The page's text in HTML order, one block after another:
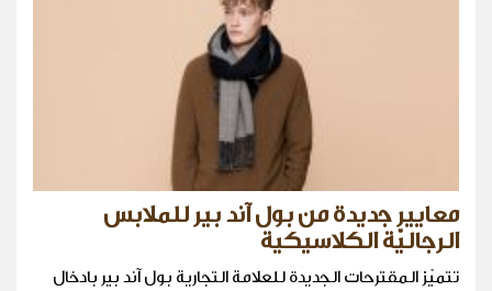
معايير جديدة من بول آند بير للملابس
الرجاليّة الكلاسيكية
تتميّز المقترحات الجديدة للعلامة التجارية بول آند بير بادخال